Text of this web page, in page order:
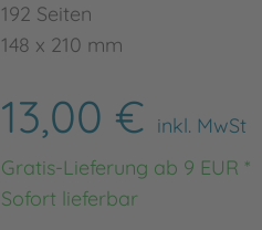
192 Seiten
148 x 210 mm
13,00 € inkl. MwSt
Gratis-Lieferung ab 9 EUR *
Sofort lieferbar